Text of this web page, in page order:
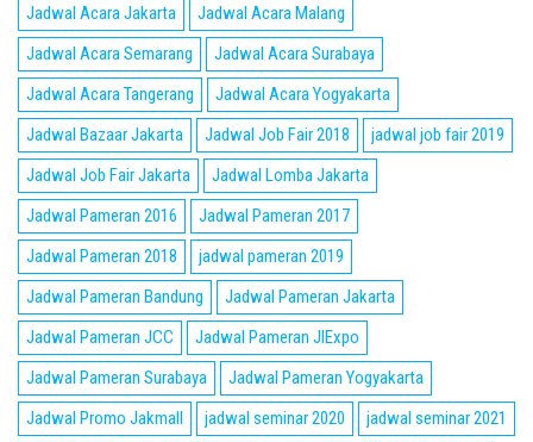
Jadwal Acara Jakarta
Jadwal Acara Malang
Jadwal Acara Semarang
Jadwal Acara Surabaya
Jadwal Acara Tangerang
Jadwal Acara Yogyakarta
Jadwal Bazaar Jakarta
Jadwal Job Fair 2018
jadwal job fair 2019
Jadwal Job Fair Jakarta
Jadwal Lomba Jakarta
Jadwal Pameran 2016
Jadwal Pameran 2017
Jadwal Pameran 2018
jadwal pameran 2019
Jadwal Pameran Bandung
Jadwal Pameran Jakarta
Jadwal Pameran JCC
Jadwal Pameran JIExpo
Jadwal Pameran Surabaya
Jadwal Pameran Yogyakarta
Jadwal Promo Jakmall
jadwal seminar 2020
jadwal seminar 2021